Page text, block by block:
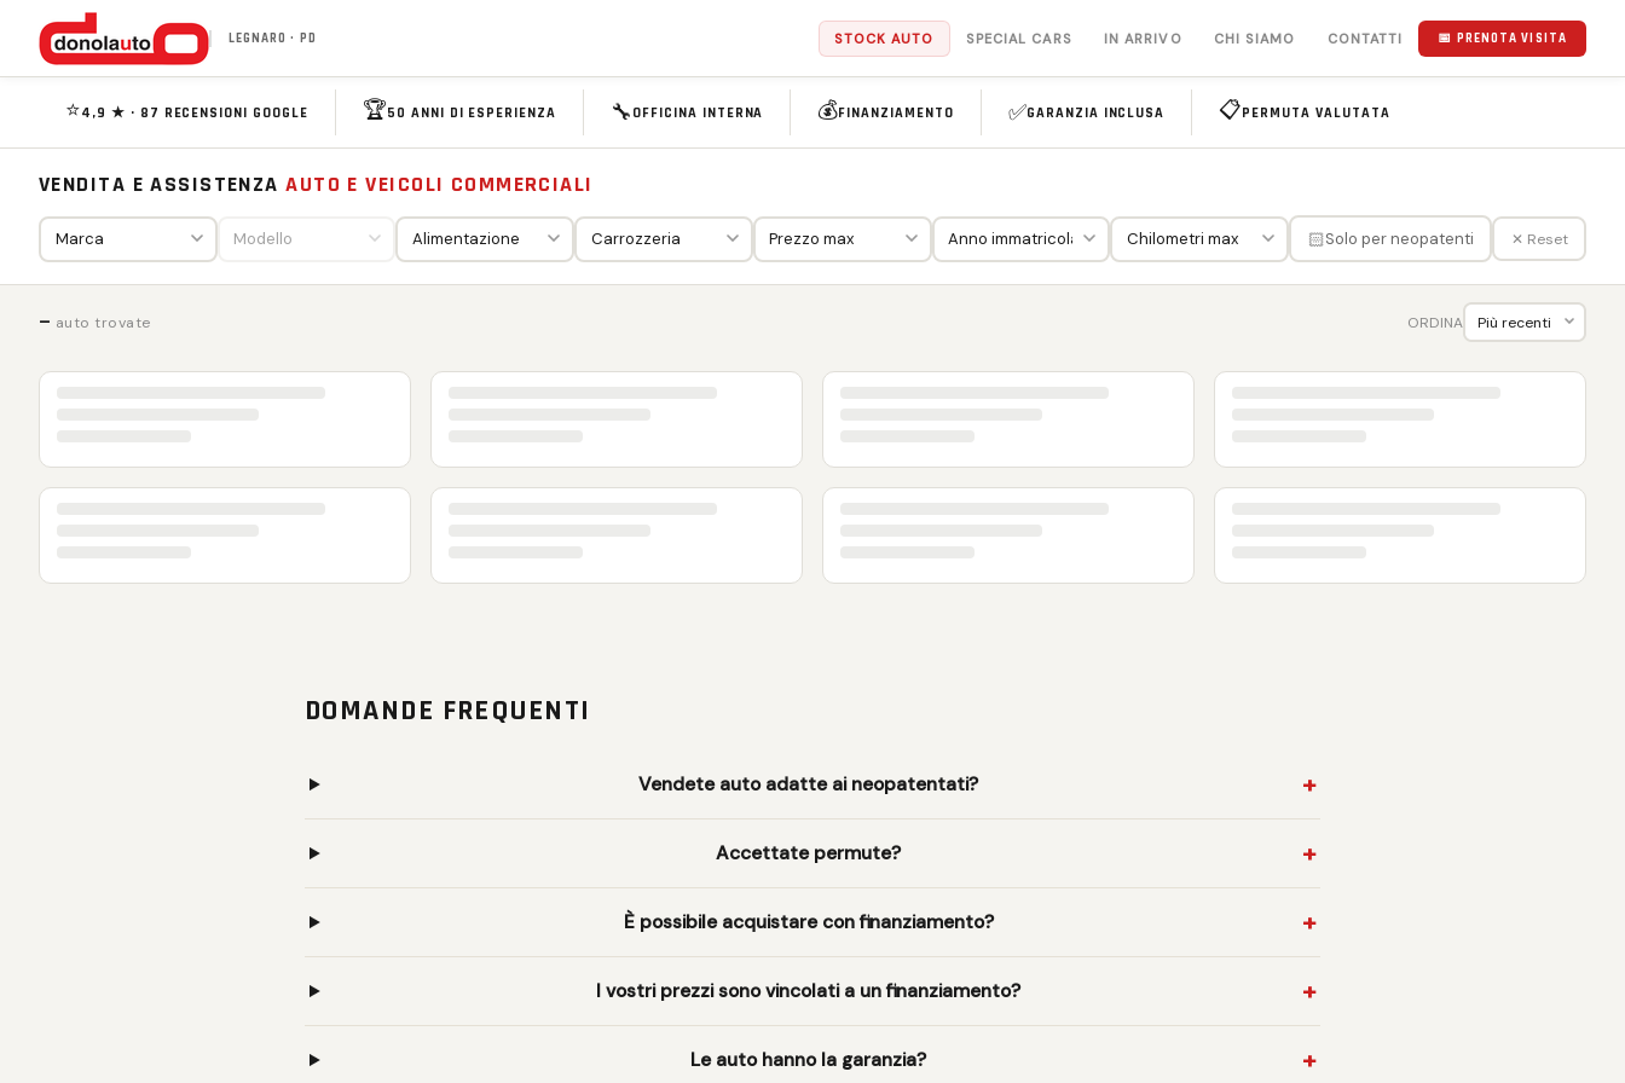
LEGNARO · PD STOCK AUTO SPECIAL CARS IN ARRIVO CHI SIAMO CONTATTI 📅 PRENOTA VISITA
⭐4,9 ★ · 87 RECENSIONI GOOGLE 🏆50 ANNI DI ESPERIENZA 🔧 OFFICINA INTERNA 💰FINANZIAMENTO ✅GARANZIA INCLUSA 📋PERMUTA VALUTATA
VENDITA E ASSISTENZAAUTO E VEICOLI COMMERCIALI
🏻Solo per neopatenti ✕ Reset
— auto trovate ORDINA
DOMANDE FREQUENTI
Vendete auto adatte ai neopatentati?
Accettate permute?
È possibile acquistare con finanziamento?
I vostri prezzi sono vincolati a un finanziamento?
Le auto hanno la garanzia?